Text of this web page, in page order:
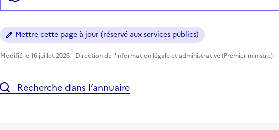
Mettre cette page à jour (réservé aux services publics)
Modifié le 16 juillet 2026 - Direction de l'information légale et administrative (Premier ministre)
Recherche dans l’annuaire